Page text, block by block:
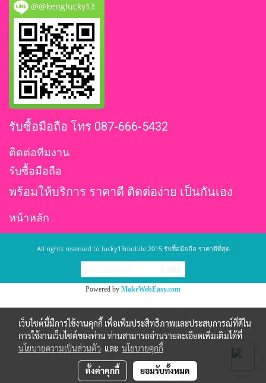
@@kenglucky13
รับซื้อมือถือ โทร 087-666-5432
ติดต่อทีมงาน
รับซื้อมือถือ
พร้อมให้บริการ ราคาดี ติดต่อง่าย เป็นกันเอง
หน้าหลัก
All rights reserved to lucky13mobile 2015 รับซื้อมือถือ ราคาดีที่สุด
Powered by MakeWebEasy.com
เว็บไซต์นี้มีการใช้งานคุกกี้ เพื่อเพิ่มประสิทธิภาพและประสบการณ์ที่ดีใน
การใช้งานเว็บไซต์ของท่าน ท่านสามารถอ่านรายละเอียดเพิ่มเติมได้ที่
นโยบายความเป็นส่วนตัว และ นโยบายคุกกี้
ตั้งค่าคุกกี้ ยอมรับทั้งหมด